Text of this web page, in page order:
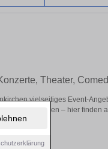
Theater,
vielseitiges Event-
Geilenkirchen – hier finden